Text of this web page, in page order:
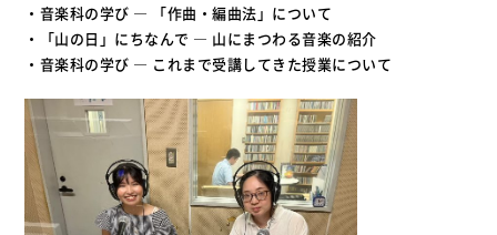
・音楽科の学び ― 「作曲・編曲法」について
・「山の日」にちなんで ― 山にまつわる音楽の紹介
・音楽科の学び ― これまで受講してきた授業について